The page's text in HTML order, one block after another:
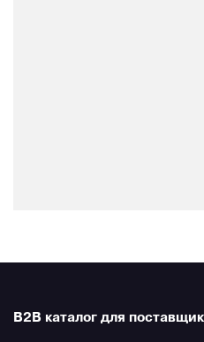
B2B каталог для